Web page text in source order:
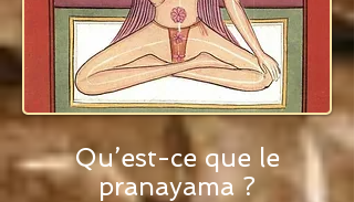
Qu’est-ce que le
pranayama ?